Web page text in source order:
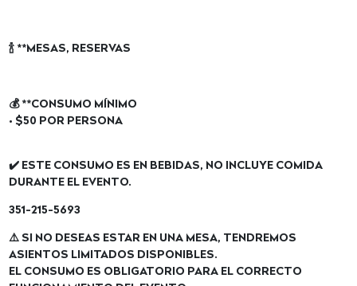
🍾 **MESAS, RESERVAS
💰 **CONSUMO MÍNIMO
• $50 POR PERSONA
✔️ ESTE CONSUMO ES EN BEBIDAS, NO INCLUYE COMIDA
DURANTE EL EVENTO.
351-215-5693
⚠️ SI NO DESEAS ESTAR EN UNA MESA, TENDREMOS
ASIENTOS LIMITADOS DISPONIBLES.
EL CONSUMO ES OBLIGATORIO PARA EL CORRECTO